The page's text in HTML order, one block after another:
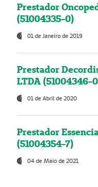
Prestador
(51004335-0)
01 de Janeiro de 2019
Prestador
LTDA (51004346-
01 de Abril de 2020
Prestador
(51004354-7)
04 de Maio de 2021